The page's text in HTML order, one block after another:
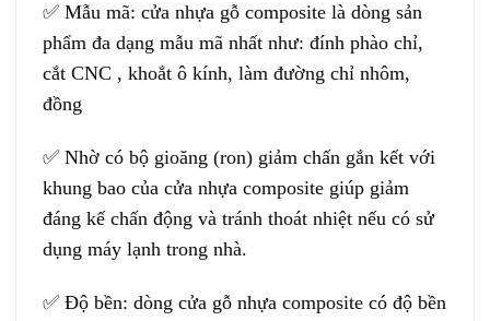
✅ Mẫu mã: cửa nhựa gỗ composite là dòng sản
phẩm đa dạng mẫu mã nhất như: đính phào chỉ,
cắt CNC , khoắt ô kính, làm đường chỉ nhôm,
đồng
✅ Nhờ có bộ gioăng (ron) giảm chấn gắn kết với
khung bao của cửa nhựa composite giúp giảm
đáng kế chấn động và tránh thoát nhiệt nếu có sử
dụng máy lạnh trong nhà.
✅ Độ bền: dòng cửa gỗ nhựa composite có độ bền